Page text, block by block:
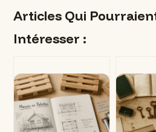
Articles Qui
Intéresser :